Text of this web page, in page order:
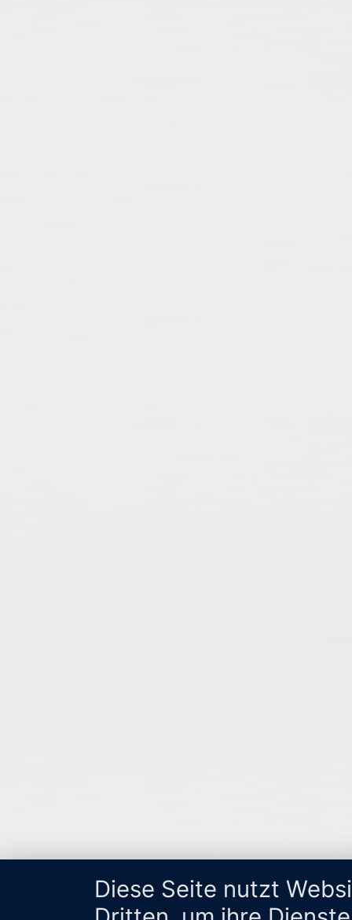
Diese Seite nutzt